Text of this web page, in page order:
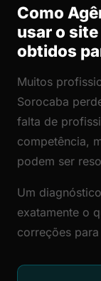
Como
usar o
obtidos
Muitos
Sorocaba
falta de
competência,
podem ser
Um
exatamente o
correções